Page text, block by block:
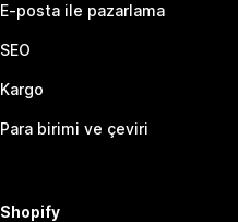
E-posta ile pazarlama
SEO
Kargo
Para birimi ve çeviri
Shopify